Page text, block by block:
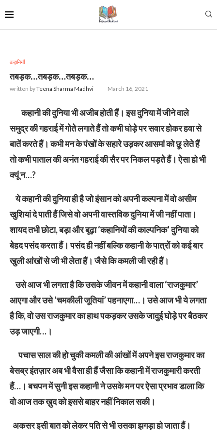
कहानियाँ
तबड़क…तबड़क…तबड़क…
written byTeena Sharma Madhvi March 16, 2021
कहानी की दुनिया भी अजीब होती हैं। इस दुनिया में जीने वाले
समुद्र की गहराई में गोते लगाते हैं तो कभी घोड़े पर सवार होकर हवा से
बातें करते हैं। कभी मन के पंखों के सहारे उड़कर आसमां को छू लेते हैं
तो कभी पाताल की अनंत गहराई की सैर पर निकल पड़ते हैं। ऐसा हो भी
क्यूं न…?
ये कहानी की दुनिया ही है जो इंसान को अपनी कल्पना में वो असीम
खुशियां दे पाती हैं जिसे वो अपनी वास्तविक दुनिया में जी नहीं पाता।
शायद तभी छोटा, बड़ा और बूढ़ा ‘कहानियों की काल्पनिक’ दुनिया को
बेहद पसंद करता हैं। पसंद ही नहीं बल्कि कहानी के पात्रों को कई बार
खुली आंखों से जी भी लेता हैं। जैसे कि कमली जी रही हैं।
उसे आज भी लगता है कि उसके जीवन में कहानी वाला ‘राजकुमार’
आएगा और उसे ‘चमकीली जूतियां’ पहनाएगा…। उसे आज भी ये लगता
है कि, वो उस राजकुमार का हाथ पकड़कर उसके जादुई घोड़े पर बैठकर
उड़ जाएगी…।
पचास साल की हो चुकी कमली की आंखों में अपने इस राजकुमार का
बेसब्र इंतज़ार अब भी वैसा ही हैं जैसा कि कहानी में राजकुमारी करती
हैं…। बचपन में सुनी इस कहानी ने उसके मन पर ऐसा प्रभाव डाला कि
वो आज तक ख़ुद को इससे बाहर नहीं निकाल सकी।
अकसर इसी बात को लेकर पति से भी उसका झगड़ा हो जाता हैं।